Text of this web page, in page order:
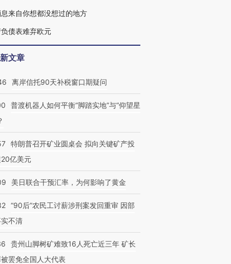
来自你想都没想过的地方
负债表难弃欧元
文章
离岸信托90天补税窗口期疑问
普渡机器人如何平衡“脚踏实地”与“仰望星
特朗普召开矿业圆桌会 拟向关键矿产投
20亿美元
美日联合干预汇率，为何影响了黄金
“90后”农民工讨薪涉刑案发回重审 因部
不清
贵州山脚树矿难致16人死亡近三年 矿长
罢免全国人大代表